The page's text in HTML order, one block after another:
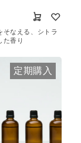
そなえる、シトラ
た香り
定期購入